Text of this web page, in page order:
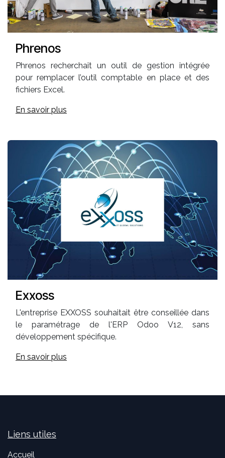
Phrenos
Phrenos recherchait un outil de gestion intégrée
pour remplacer l’outil comptable en place et des
fichiers Excel.
En savoir plus
Exxoss
L'entreprise EXXOSS souhaitait être conseillée dans
le paramétrage de l'ERP Odoo V12, sans
développement spécifique.
En savoir plus
Liens utiles
Accueil